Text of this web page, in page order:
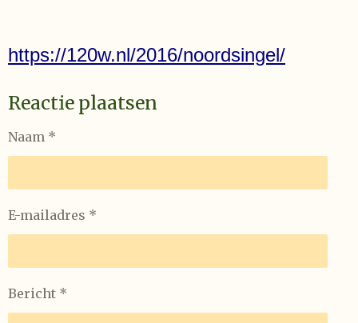
https://120w.nl/2016/noordsingel/
Reactie plaatsen
Naam *
E-mailadres *
Bericht *